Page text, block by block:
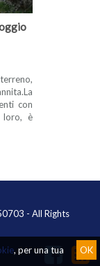
con
loro, è
- All Rights
, per una tua
OK